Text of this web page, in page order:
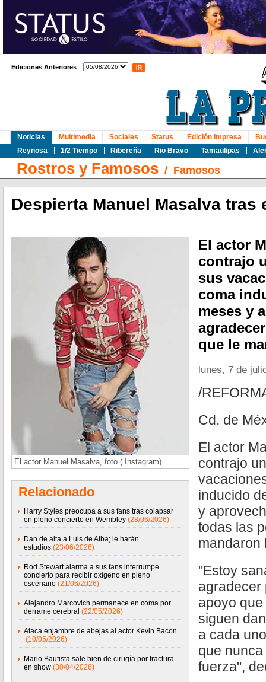
Ediciones Anteriores
Noticias
Reynosa
1/2 Tiempo Ribereña Rio Bravo Tamaulipas
Multimedia Sociales Status Edición Impresa
Rostros y Famosos / Famosos
Despierta Manuel Masalva tras
El actor Manuel Masalva, foto ( Instagram)
Relacionado
Harry Styles preocupa a sus fans tras colapsar
en pleno concierto en Wembley (28/06/2026)
Dan de alta a Luis de Alba; le harán
estudios (23/06/2026)
Rod Stewart alarma a sus fans interrumpe
concierto para recibir oxígeno en pleno
escenario (21/06/2026)
Alejandro Marcovich permanece en coma por
derrame cerebral (22/05/2026)
Ataca enjambre de abejas al actor Kevin Bacon
(10/05/2026)
Mario Bautista sale bien de cirugía por fractura
en show (30/04/2026)
El actor
contrajo
sus
coma
meses y
que le
lunes, 7 de
/
Cd. de
El actor
contrajo
inducido
y
todas las
mandaron
"Estoy
agradecer
apoyo
siguen
a cada
que
fuerza",